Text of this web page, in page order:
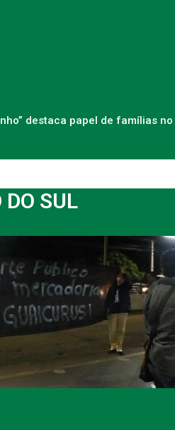
destaca papel de famílias no
DO SUL